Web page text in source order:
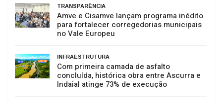
TRANSPARÊNCIA
Amve e Cisamve lançam programa inédito
para fortalecer corregedorias municipais
no Vale Europeu
INFRAESTRUTURA
Com primeira camada de asfalto
concluída, histórica obra entre Ascurra e
Indaial atinge 73% de execução